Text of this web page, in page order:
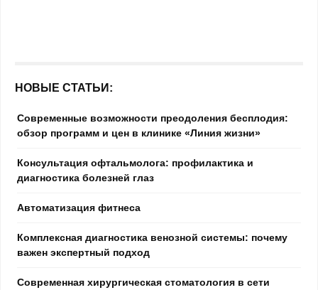
НОВЫЕ СТАТЬИ:
Современные возможности преодоления бесплодия:
обзор программ и цен в клинике «Линия жизни»
Консультация офтальмолога: профилактика и
диагностика болезней глаз
Автоматизация фитнеса
Комплексная диагностика венозной системы: почему
важен экспертный подход
Современная хирургическая стоматология в сети